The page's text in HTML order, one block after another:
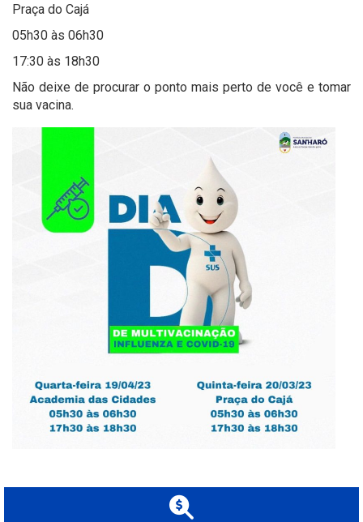
Praça do Cajá
05h30 às 06h30
17:30 às 18h30
Não deixe de procurar o ponto mais perto de você e tomar
sua vacina.